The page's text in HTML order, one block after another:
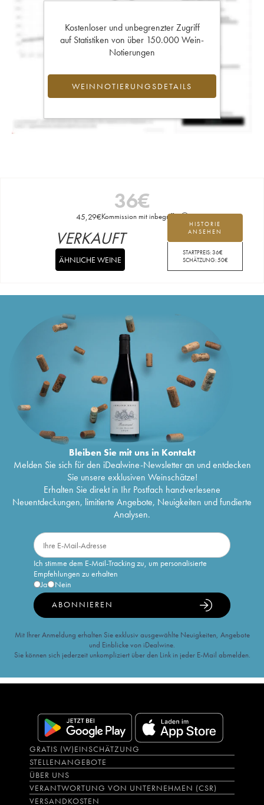
Kostenloser und unbegrenzter Zugriff
auf Statistiken von über 150.000 Wein-
Notierungen
WEINNOTIERUNGSDETAILS
36€
45,29€Kommission mit inbegriffen
HISTORIE
ANSEHEN
STARTPREIS:36€
SCHÄTZUNG:50€
VERKAUFT
ÄHNLICHE WEINE
Bleiben Sie mit uns in Kontakt
Melden Sie sich für den iDealwine-Newsletter an und entdecken
Sie unsere exklusiven Weinschätze!
Erhalten Sie direkt in Ihr Postfach handverlesene
Neuentdeckungen, limitierte Angebote, Neuigkeiten und fundierte
Analysen.
Ich stimme dem E-Mail-Tracking zu, um personalisierte
Empfehlungen zu erhalten
Ja
Nein
ABONNIEREN
Mit Ihrer Anmeldung erhalten Sie exklusiv ausgewählte Neuigkeiten, Angebote
und Einblicke von iDealwine.
Sie können sich jederzeit unkompliziert über den Link in jeder E-Mail abmelden.
GRATIS (W)EINSCHÄTZUNG
STELLENANGEBOTE
ÜBER UNS
VERANTWORTUNG VON UNTERNEHMEN (CSR)
VERSANDKOSTEN